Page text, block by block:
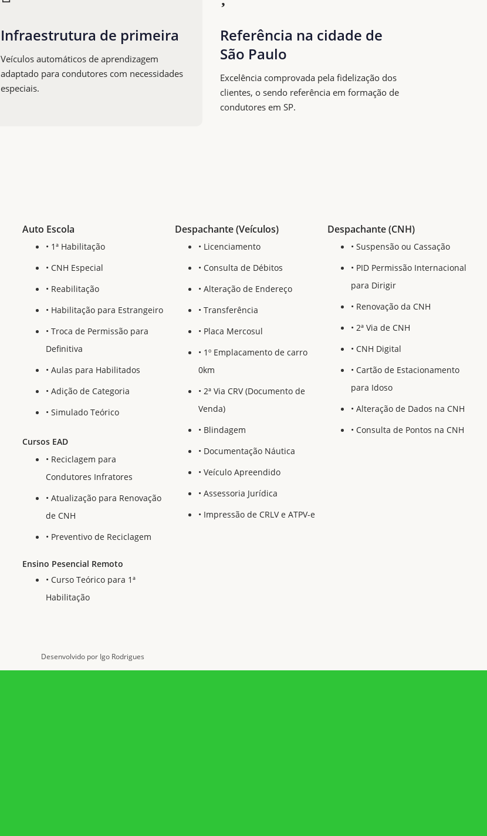
Infraestrutura de primeira
Veículos automáticos de aprendizagem
adaptado para condutores com necessidades
especiais.
Referência na cidade de
São Paulo
Excelência comprovada pela fidelização dos
clientes, o sendo referência em formação de
condutores em SP.
Auto Escola
• 1ª Habilitação
• CNH Especial
• Reabilitação
• Habilitação para Estrangeiro
• Troca de Permissão para
Definitiva
• Aulas para Habilitados
• Adição de Categoria
• Simulado Teórico
Cursos EAD
• Reciclagem para
Condutores Infratores
• Atualização para Renovação
de CNH
• Preventivo de Reciclagem
Ensino Pesencial Remoto
• Curso Teórico para 1ª
Habilitação
Despachante (Veículos)
• Licenciamento
• Consulta de Débitos
• Alteração de Endereço
• Transferência
• Placa Mercosul
• 1º Emplacamento de carro
0km
• 2ª Via CRV (Documento de
Venda)
• Blindagem
• Documentação Náutica
• Veículo Apreendido
• Assessoria Jurídica
• Impressão de CRLV e ATPV-e
Despachante (CNH)
• Suspensão ou Cassação
• PID Permissão Internacional
para Dirigir
• Renovação da CNH
• 2ª Via de CNH
• CNH Digital
• Cartão de Estacionamento
para Idoso
• Alteração de Dados na CNH
• Consulta de Pontos na CNH
Desenvolvido por Igo Rodrigues